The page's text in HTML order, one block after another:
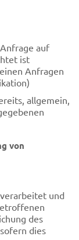
auf
ist
Anfragen
allgemein,
von
und
des
dies